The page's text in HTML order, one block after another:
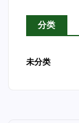
分类
未分类